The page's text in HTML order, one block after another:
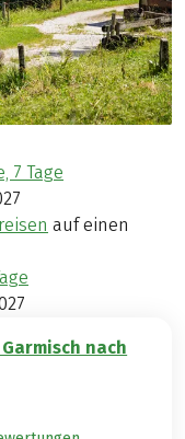
7 Tage
auf einen
nach